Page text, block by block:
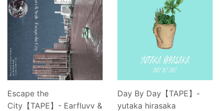
Escape the
City【TAPE】- Earfluvv &
Day By Day【TAPE】-
yutaka hirasaka